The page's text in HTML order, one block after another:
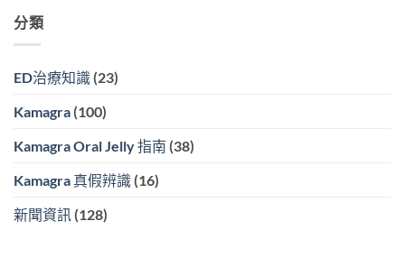
分類
ED治療知識 (23)
Kamagra (100)
Kamagra Oral Jelly 指南 (38)
Kamagra 真假辨識 (16)
新聞資訊 (128)